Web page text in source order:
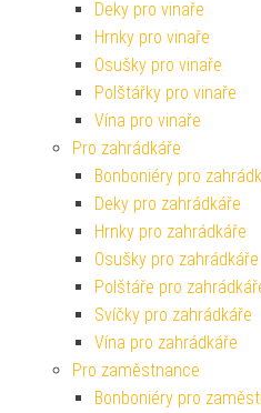
Deky pro vinaře
Hrnky pro vinaře
Osušky pro vinaře
Polštářky pro vinaře
Vína pro vinaře
Pro zahrádkáře
Bonboniéry pro
Deky pro zahrádkáře
Hrnky pro zahrádkáře
Osušky pro zahrádkáře
Polštáře pro
Svíčky pro zahrádkáře
Vína pro zahrádkáře
Pro zaměstnance
Bonboniéry pro